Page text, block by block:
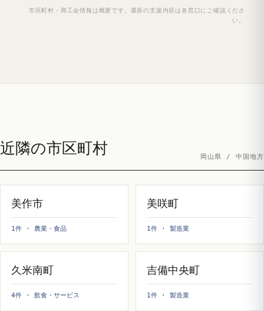
市区町村・商工会情報は概要です。最新の支援内容は各窓口にご確認くださ
い。
近隣の市区町村 岡山県 / 中国地方
美作市
1件 · 農業・食品
美咲町
1件 · 製造業
久米南町
4件 · 飲食・サービス
吉備中央町
1件 · 製造業